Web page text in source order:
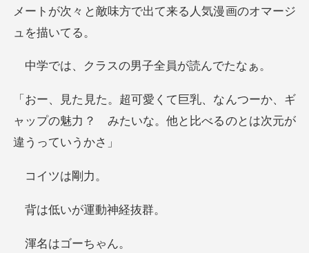
メートが次々と敵味方で出
ラスの男子全員
つーか、ギ
ャップの魅力？ みたいな。他
イツ
いが運動
はゴー